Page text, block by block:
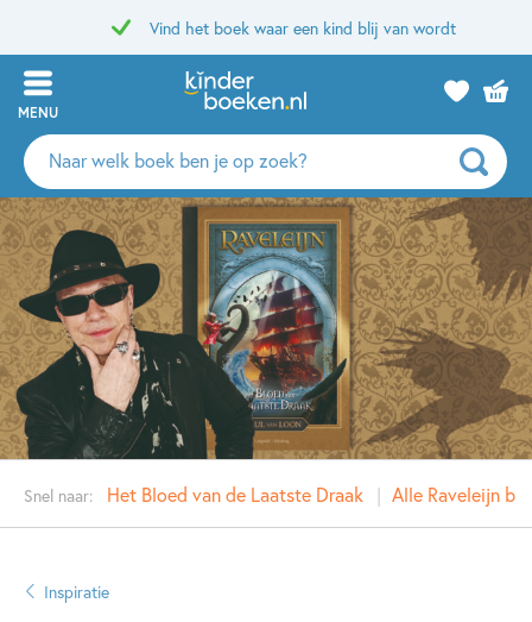
Vind het boek waar een kind blij van wordt
MENU
Zoeken
naar
boeken,
auteurs
en
uitgevers
Snel naar: Het Bloed van de Laatste Draak Alle Raveleijn
Inspiratie